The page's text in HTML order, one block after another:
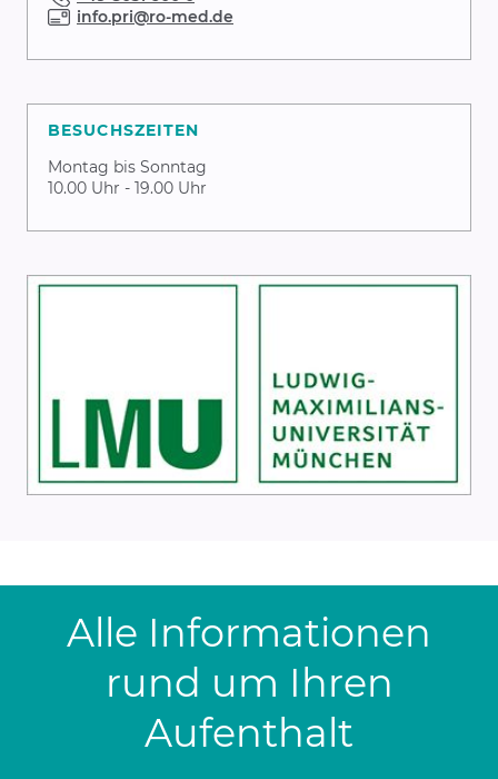
info.pri@ro-med.de
BESUCHSZEITEN
Montag bis Sonntag
10.00 Uhr - 19.00 Uhr
Alle Informationen
rund um Ihren
Aufenthalt